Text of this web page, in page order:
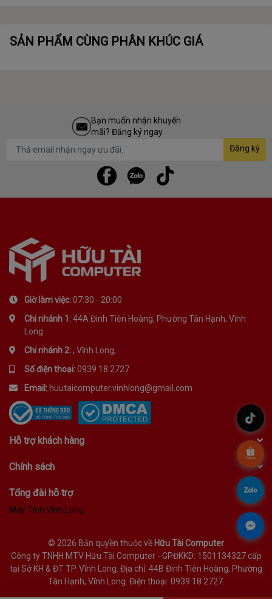
Fan Case LIAN-LI UNI Fan SL INFINITY 120 Triple
White
Fan Case LIAN-LI UNI Fan SL INFINITY 120 Triple
White
SẢN PHẨM CÙNG PHÂN KHÚC GIÁ
Bạn muốn nhận khuyến
mãi? Đăng ký ngay.
Đăng ký
Giờ làm việc:07:30 - 20:00
Chi nhánh 1:44A Đinh Tiên Hoàng, Phường Tân Hạnh, Vĩnh
Long
Chi nhánh 2:, Vĩnh Long,
Số điện thoại:0939 18 2727
Email: huutaicomputer.vinhlong@gmail.com
Hỗ trợ khách hàng
Chính sách
Tổng đài hỗ trợ
Máy Tính Vĩnh Long
© 2026 Bản quyền thuộc về Hữu Tài Computer
Công ty TNHH MTV Hữu Tài Computer - GPĐKKD: 1501134327 cấp
tại Sở KH & ĐT TP. Vĩnh Long. Địa chỉ: 44B Đinh Tiên Hoàng, Phường
Tân Hạnh, Vĩnh Long. Điện thoại: 0939 18 2727.
.
.
.
.